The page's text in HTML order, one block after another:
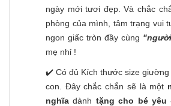
ngày mới tươi đẹp. Và chắc
phòng của mình, tâm trạng vui
ngon giấc tròn đầy cùng
mẹ nhỉ !
✔️ Có đủ Kích thước size giường
con. Đây chắc chắn sẽ là một
nghĩadành tặng cho bé yêu